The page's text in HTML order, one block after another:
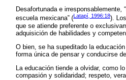
Desafortunada e
escuela mexicana” (Latapí, 1996:18).
que se atiende preferente o
adquisición de habilidades y
O bien, se ha supeditado la
forma única de pensar y conducirse
La educación tiende a olvidar, como
compasión y solidaridad; respeto,